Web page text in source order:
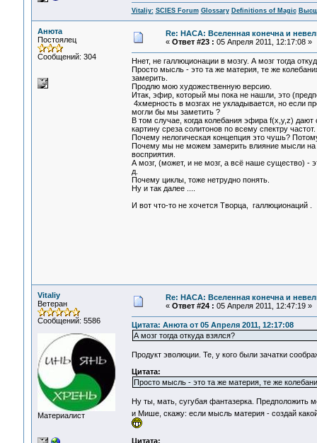
Vitaliy: SCIES Forum Glossary Definitions of Magic
Анюта
Постоялец
Сообщений: 304
Re: НАСА: Вселенная конечна и
« Ответ #23 : 05 Апреля 2011, 12:17:08 »
Ннет, не галлюционации в мозгу. А мозг тогда
Просто мысль - это та же материя, те же
замерить.
Продлю мою художественную версию.
Итак, эфир, который мы пока не нашли, это
4хмерность в мозгах не укладывается, но если
могли бы мы заметить ?
В том случае, когда колебания эфира f(x,y,z)
картину среза солитонов по всему спектру частот.
Почему нелогическая концепция это чушь?
Почему мы не можем замерить влияние мысли на
восприятия.
А мозг, (может, и не мозг, а всё наше существо) -
д.
Почему циклы, тоже нетрудно понять.
Ну и так далее ....
И вот что-то не хочется Творца, галлюционаций .
Vitaliy
Ветеран
Сообщений: 5586
Материалист
Re: НАСА: Вселенная конечна и
« Ответ #24 : 05 Апреля 2011, 12:47:19 »
Цитата: Анюта от 05 Апреля 2011, 12:17:08
А мозг тогда откуда взялся?
Продукт эволюции. Те, у кого были зачатки
Цитата:
Просто мысль - это та же материя, те же
Ну ты, мать, сугубая фантазерка. Предположить
и Мише, скажу: если мысль материя - создай
Цитата: